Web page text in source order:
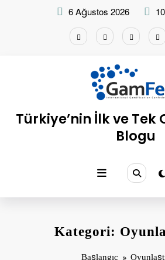
6 Ağustos 2026
Türkiye’nin İlk ve Tek
Blogu
Kategori:
Başlangıç